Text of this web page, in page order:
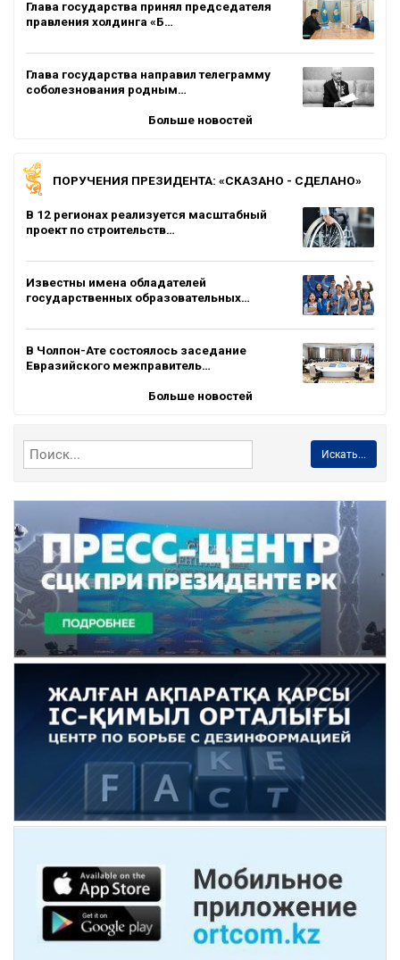
Глава государства принял председателя
правления холдинга «Б…
Глава государства направил телеграмму
соболезнования родным…
Больше новостей
ПОРУЧЕНИЯ ПРЕЗИДЕНТА: «СКАЗАНО - СДЕЛАНО»
В 12 регионах реализуется масштабный
проект по строительств…
Известны имена обладателей
государственных образовательных…
В Чолпон-Ате состоялось заседание
Евразийского межправитель…
Больше новостей
Искать...